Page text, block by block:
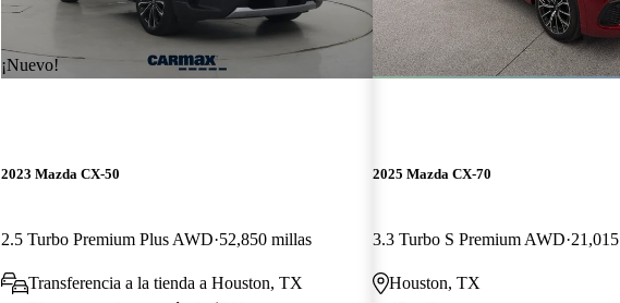
¡Nuevo!
2023 Mazda CX-50
2.5 Turbo Premium Plus AWD 52,850 millas
Transferencia a la tienda a Houston, TX
2025 Mazda CX-70
3.3 Turbo S Premium AWD
Houston, TX